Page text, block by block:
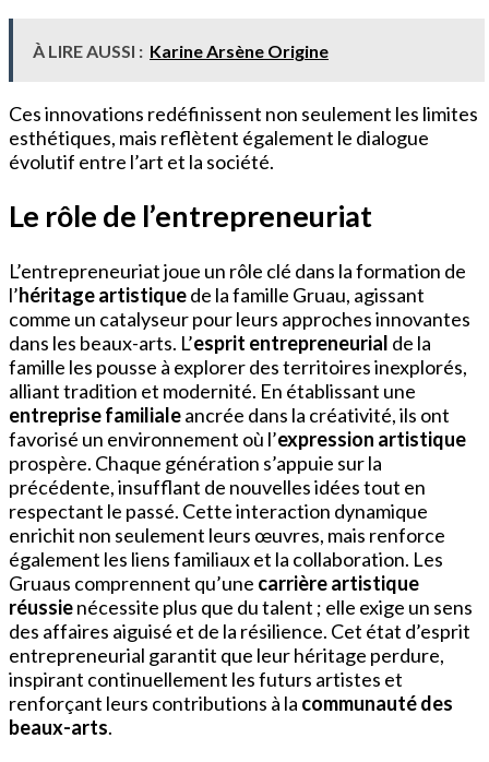
À LIRE AUSSI : Karine Arsène Origine
Ces innovations redéfinissent non seulement les limites
esthétiques, mais reflètent également le dialogue
évolutif entre l’art et la société.
Le rôle de l’entrepreneuriat
L’entrepreneuriat joue un rôle clé dans la formation de
l’héritage artistiquede la famille Gruau, agissant
comme un catalyseur pour leurs approches innovantes
dans les beaux-arts. L’esprit entrepreneurial de la
famille les pousse à explorer des territoires inexplorés,
alliant tradition et modernité. En établissant une
entreprise familialeancrée dans la créativité, ils ont
favorisé un environnement où l’expression artistique
prospère. Chaque génération s’appuie sur la
précédente, insufflant de nouvelles idées tout en
respectant le passé. Cette interaction dynamique
enrichit non seulement leurs œuvres, mais renforce
également les liens familiaux et la collaboration. Les
Gruaus comprennent qu’une carrière artistique
réussienécessite plus que du talent ; elle exige un sens
des affaires aiguisé et de la résilience. Cet état d’esprit
entrepreneurial garantit que leur héritage perdure,
inspirant continuellement les futurs artistes et
renforçant leurs contributions à la communauté des
beaux-arts.